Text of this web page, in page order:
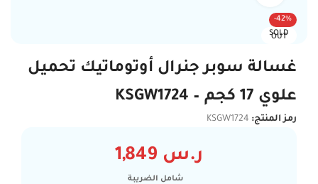
-42%
SOLD
OUT
غسالة سوبر جنرال أوتوماتيك تحميل
علوي 17 كجم – KSGW1724
رمز المنتج: KSGW1724
ر.س
شامل الضريبة